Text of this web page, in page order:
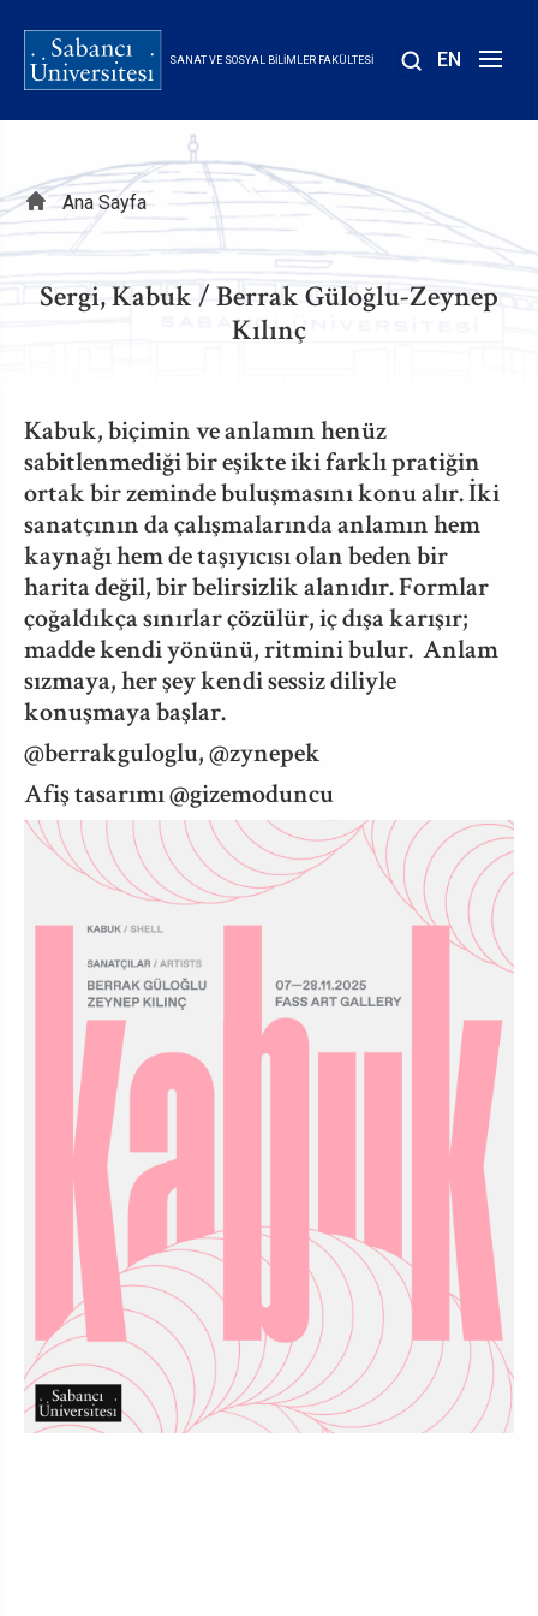
içeriğe
SANAT VE SOSYAL BILIMLER FAKÜLTESI EN
Sayfa
yolu
Ana Sayfa
Sergi, Kabuk / Berrak Güloğlu-Zeynep
Kılınç
Kabuk, biçimin ve anlamın henüz
sabitlenmediği bir eşikte iki farklı pratiğin
ortak bir zeminde buluşmasını konu alır. İki
sanatçının da çalışmalarında anlamın hem
kaynağı hem de taşıyıcısı olan beden bir
harita değil, bir belirsizlik alanıdır. Formlar
çoğaldıkça sınırlar çözülür, iç dışa karışır;
madde kendi yönünü, ritmini bulur. Anlam
sızmaya, her şey kendi sessiz diliyle
konuşmaya başlar.
@berrakguloglu, @zynepek
Afiş tasarımı @gizemoduncu